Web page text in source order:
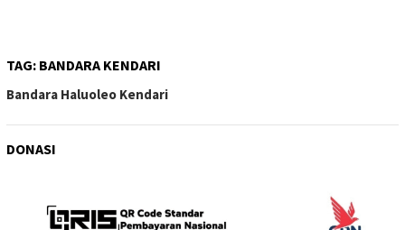
TAG: BANDARA KENDARI
Bandara Haluoleo Kendari
DONASI